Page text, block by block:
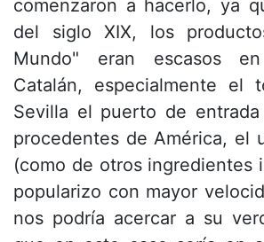
comenzaron a hacerlo, ya
del siglo XIX, los
Mundo" eran escasos
Catalán, especialmente el
Sevilla el puerto de
procedentes de América, el
(como de otros ingredientes
popularizo con mayor
nos podría acercar a su